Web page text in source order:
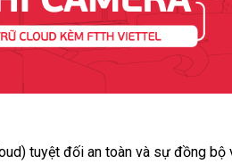
tuyệt đối an toàn và sự đồng